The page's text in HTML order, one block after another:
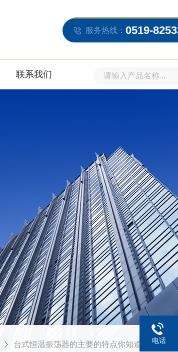
服务热线： 0519-
联系我们
台式恒温振荡器的主要的特点你知道多少呢？
电话